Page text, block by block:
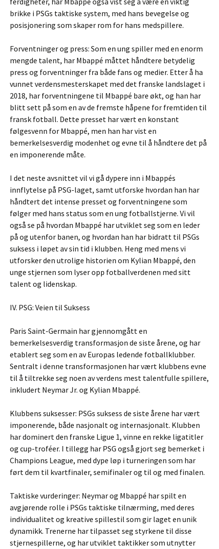
brikke i PSGs taktiske system, med hans bevegelse og
posisjonering som skaper rom for hans medspillere.
Forventninger og press: Som en ung spiller med en enorm
mengde talent, har Mbappé måttet håndtere betydelig
press og forventninger fra både fans og medier. Etter å ha
vunnet verdensmesterskapet med det franske landslaget i
2018, har forventningene til Mbappé bare økt, og han har
blitt sett på som en av de fremste håpene for fremtiden til
fransk fotball. Dette presset har vært en konstant
følgesvenn for Mbappé, men han har vist en
bemerkelsesverdig modenhet og evne til å håndtere det på
en imponerende måte.
I det neste avsnittet vil vi gå dypere inn i Mbappés
innflytelse på PSG-laget, samt utforske hvordan han har
håndtert det intense presset og forventningene som
følger med hans status som en ung fotballstjerne. Vi vil
også se på hvordan Mbappé har utviklet seg som en leder
på og utenfor banen, og hvordan han har bidratt til PSGs
suksess i løpet av sin tid i klubben. Heng med mens vi
utforsker den utrolige historien om Kylian Mbappé, den
unge stjernen som lyser opp fotballverdenen med sitt
talent og lidenskap.
IV. PSG: Veien til Suksess
Paris Saint-Germain har gjennomgått en
bemerkelsesverdig transformasjon de siste årene, og har
etablert seg som en av Europas ledende fotballklubber.
Sentralt i denne transformasjonen har vært klubbens evne
til å tiltrekke seg noen av verdens mest talentfulle spillere,
inkludert Neymar Jr. og Kylian Mbappé.
Klubbens suksesser: PSGs suksess de siste årene har vært
imponerende, både nasjonalt og internasjonalt. Klubben
har dominert den franske Ligue 1, vinne en rekke ligatitler
og cup-troféer. I tillegg har PSG også gjort seg bemerket i
Champions League, med dype løp i turneringen som har
ført dem til kvartfinaler, semifinaler og til og med finalen.
Taktiske vurderinger: Neymar og Mbappé har spilt en
avgjørende rolle i PSGs taktiske tilnærming, med deres
individualitet og kreative spillestil som gir laget en unik
dynamikk. Trenerne har tilpasset seg styrkene til disse
stjernespillerne, og har utviklet taktikker som utnytter